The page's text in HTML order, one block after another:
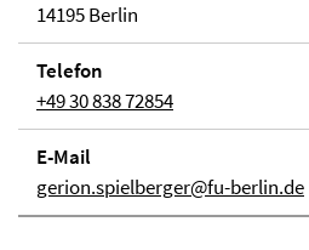
14195 Berlin
Telefon
+49 30 838 72854
E-Mail
gerion.spielberger@fu-berlin.de